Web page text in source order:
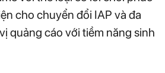
cho chuyển đổi IAP và đa
quảng cáo với tiềm năng sinh